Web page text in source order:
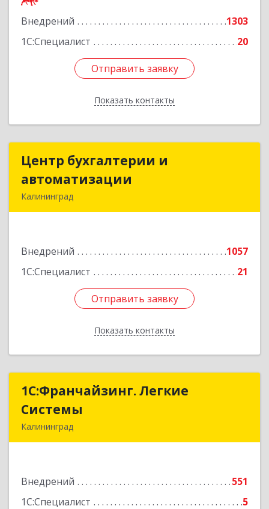
Внедрений
1303
1С:Специалист
20
Отправить заявку
Показать контакты
Отправить заявку
Назад
Центр бухгалтерии и
автоматизации
Калининград
Внедрений
1057
1С:Специалист
21
Отправить заявку
Показать контакты
Центр бухгалтерии и
Подробнее
Отправить заявку
Назад
1С:Франчайзинг. Легкие
Системы
Калининград
Внедрений
551
1С:Специалист
5
1С:Франчайзинг. Легкие
Подробнее